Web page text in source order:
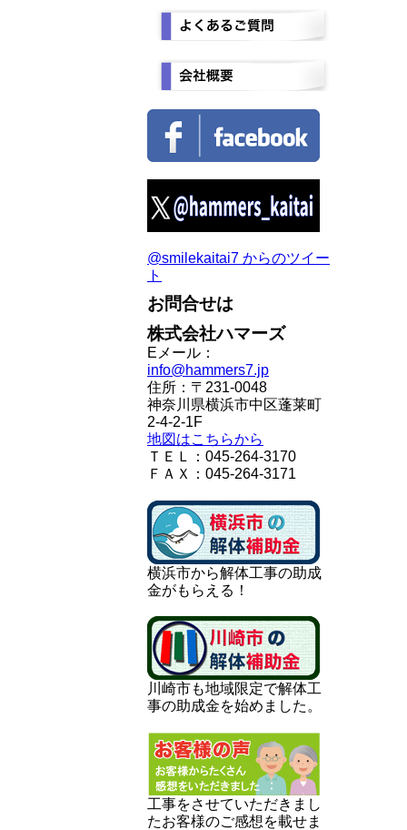
@smilekaitai7 からのツイー
ト
お問合せは
株式会社ハマーズ
Eメール：
info@hammers7.jp
住所：〒231-0048
神奈川県横浜市中区蓬莱町
2-4-2-1F
地図はこちらから
ＴＥＬ：045-264-3170
ＦＡＸ：045-264-3171
横浜市から解体工事の助成
金がもらえる！
川崎市も地域限定で解体工
事の助成金を始めました。
工事をさせていただきまし
たお客様のご感想を載せま